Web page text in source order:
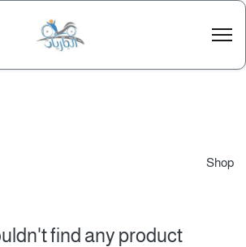
Shop
find any product!